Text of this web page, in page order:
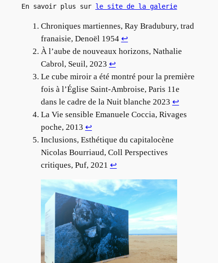
En savoir plus sur le site de la galerie
Chroniques martiennes, Ray Bradubury, trad
franaisie, Denoël 1954 ↩︎
À l’aube de nouveaux horizons, Nathalie
Cabrol, Seuil, 2023 ↩︎
Le cube miroir a été montré pour la première
fois à l’Église Saint-Ambroise, Paris 11e
dans le cadre de la Nuit blanche 2023 ↩︎
La Vie sensible Emanuele Coccia, Rivages
poche, 2013 ↩︎
Inclusions, Esthétique du capitalocène
Nicolas Bourriaud, Coll Perspectives
critiques, Puf, 2021 ↩︎